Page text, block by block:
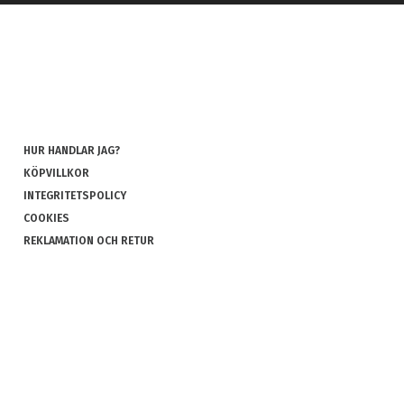
HUR HANDLAR JAG?
KÖPVILLKOR
INTEGRITETSPOLICY
COOKIES
REKLAMATION OCH RETUR